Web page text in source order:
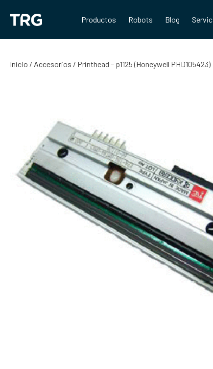
contenido
Productos Robots Blog
Inicio / Accesorios / Printhead – p1125 (Honeywell PHD105423)